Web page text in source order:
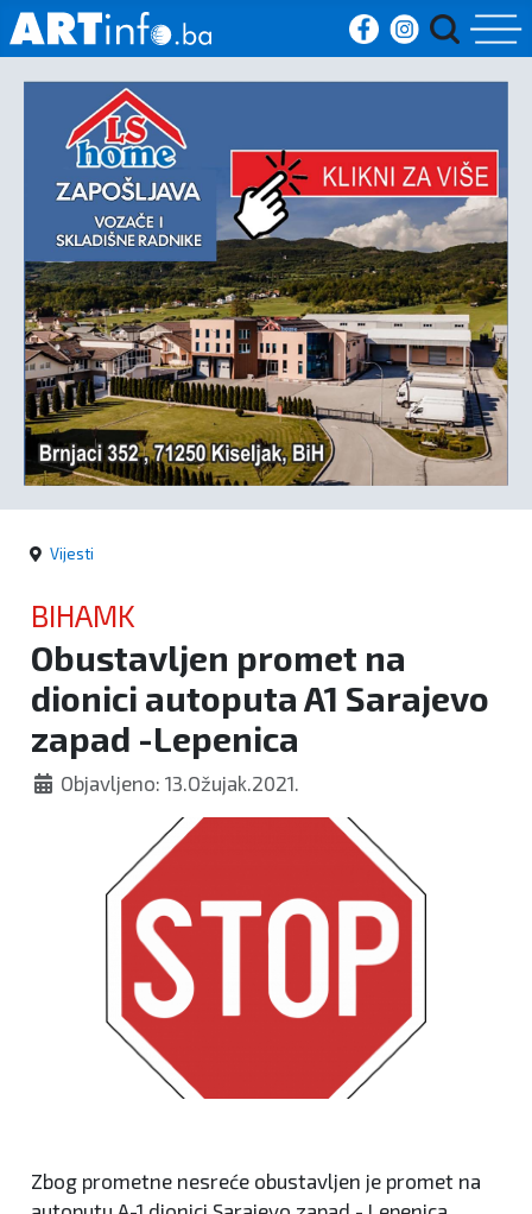
Početna
Vijesti
Sport
Kultura
Crna
kronika
Politika
Vijesti
BIHAMK
Obustavljen promet na
dionici autoputa A1 Sarajevo
zapad -Lepenica
Objavljeno: 13.Ožujak.2021.
Zbog prometne nesreće obustavljen je promet na